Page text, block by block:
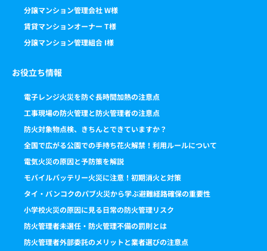
分譲マンション管理会社 W様
賃貸マンションオーナー T様
分譲マンション管理組合 I様
お役立ち情報
電子レンジ火災を防ぐ長時間加熱の注意点
工事現場の防火管理と防火管理者の注意点
防火対象物点検、きちんとできていますか？
全国で広がる公園での手持ち花火解禁！利用ルールについて
電気火災の原因と予防策を解説
モバイルバッテリー火災に注意！初期消火と対策
タイ・バンコクのパブ火災から学ぶ避難経路確保の重要性
小学校火災の原因に見る日常の防火管理リスク
防火管理者未選任・防火管理不備の罰則とは
防火管理者外部委託のメリットと業者選びの注意点